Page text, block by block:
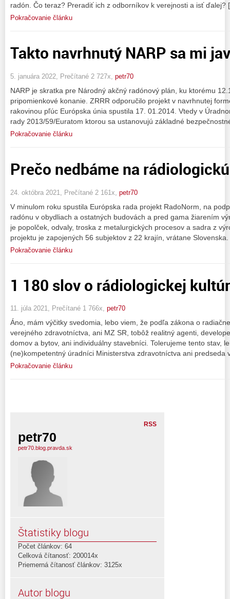
radón. Čo teraz? Preradiť ich z odborníkov k verejnosti a isť
Pokračovanie článku
Takto navrhnutý NARP sa mi
5. januára 2022, Prečítané 2 727x, petr70
NARP je skratka pre Národný akčný radónový plán, ku ktorému
pripomienkové konanie. ZRRR odporučilo projekt v navrhnutej
rakovinou pľúc Európska únia spustila 17. 01.2014. Vtedy v
rady 2013/59/Euratom ktorou sa ustanovujú základné
Pokračovanie článku
Prečo nedbáme na
24. októbra 2021, Prečítané 2 161x, petr70
V minulom roku spustila Európska rada projekt RadoNorm, na
radónu v obydliach a ostatných budovách a pred gama žiarením
je popolček, odvaly, troska z metalurgických procesov a sadra z
projektu je zapojených 56 subjektov z 22 krajín, vrátane
Pokračovanie článku
1 180 slov o rádiologickej
11. júla 2021, Prečítané 1 766x, petr70
Áno, mám výčitky svedomia, lebo viem, že podľa zákona o
verejného zdravotníctva, ani MZ SR, tobôž realitný agenti,
domov a bytov, ani individuálny stavebníci. Tolerujeme tento stav,
(ne)kompetentný úradníci Ministerstva zdravotníctva ani
Pokračovanie článku
RSS
petr70
petr70.blog.pravda.sk
Štatistiky blogu
Počet článkov: 64
Celková čítanosť: 200014x
Priemerná čítanosť článkov: 3125x
Autor blogu